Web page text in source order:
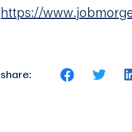
https://
share: